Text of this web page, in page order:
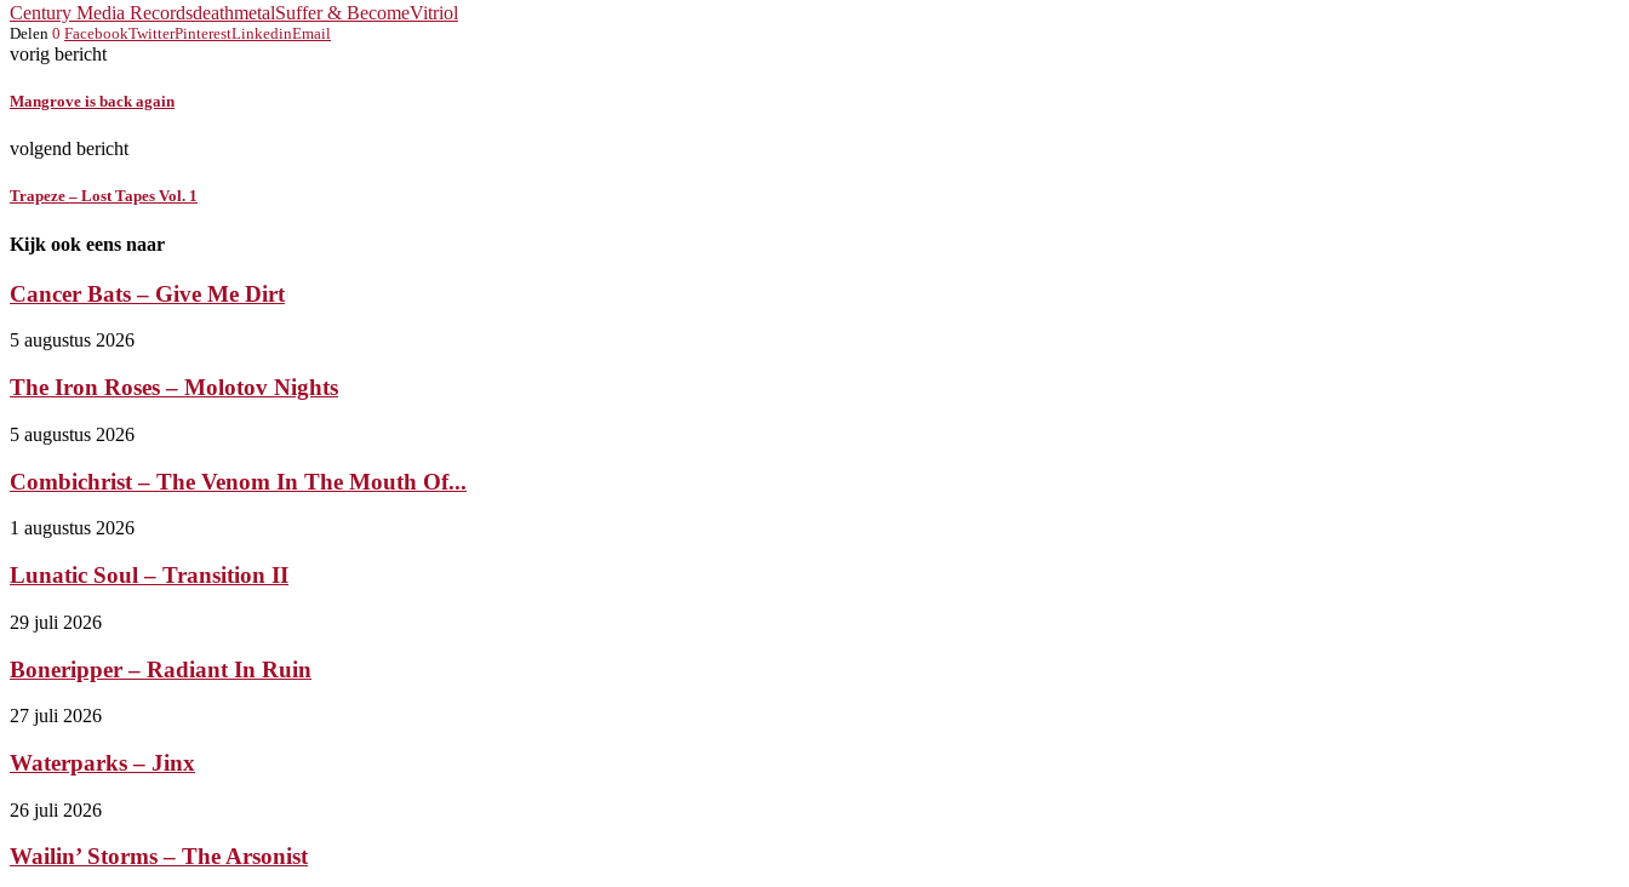
Century Media RecordsdeathmetalSuffer & BecomeVitriol
Delen 0 FacebookTwitterPinterestLinkedinEmail
vorig bericht
Mangrove is back again
volgend bericht
Trapeze – Lost Tapes Vol. 1
Kijk ook eens naar
Cancer Bats – Give Me Dirt
5 augustus 2026
The Iron Roses – Molotov Nights
5 augustus 2026
Combichrist – The Venom In The Mouth Of...
1 augustus 2026
Lunatic Soul – Transition II
29 juli 2026
Boneripper – Radiant In Ruin
27 juli 2026
Waterparks – Jinx
26 juli 2026
Wailin’ Storms – The Arsonist